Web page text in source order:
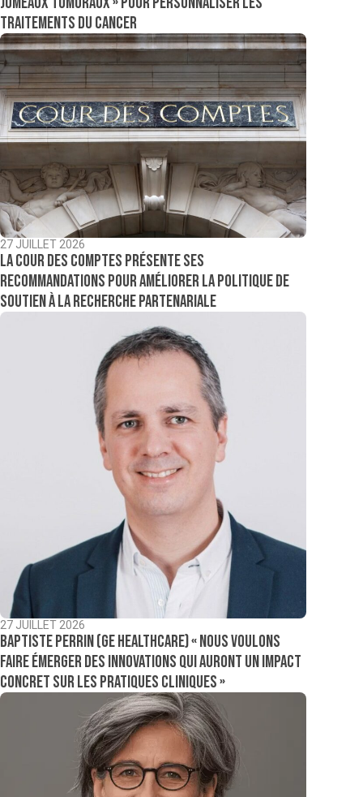
traitements du cancer
27 JUILLET 2026
La Cour des comptes présente ses
recommandations pour améliorer la politique de
soutien à la recherche partenariale
27 JUILLET 2026
Baptiste Perrin (GE Healthcare) « Nous voulons
faire émerger des innovations qui auront un impact
concret sur les pratiques cliniques »